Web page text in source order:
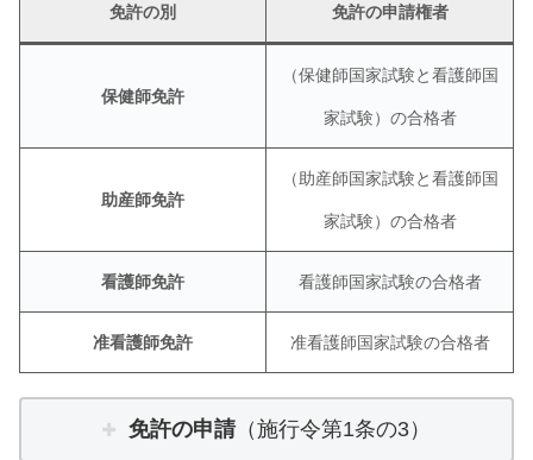
免許の別 免許の申請権者
保健師免許
（保健師国家試験と看護師国
家試験）の合格者
助産師免許
（助産師国家試験と看護師国
家試験）の合格者
看護師免許 看護師国家試験の合格者
准看護師免許 准看護師国家試験の合格者
免許の申請（施行令第1条の3）